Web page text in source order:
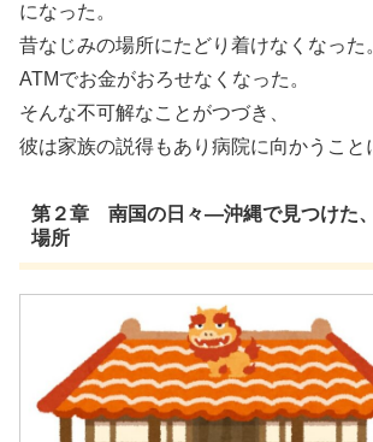
になった。
昔なじみの場所にたどり着けなくなった
ATMでお金がおろせなくなった。
そんな不可解なことがつづき、
彼は家族の説得もあり病院に向かうこと
第２章 南国の日々―沖縄で見つけた
場所